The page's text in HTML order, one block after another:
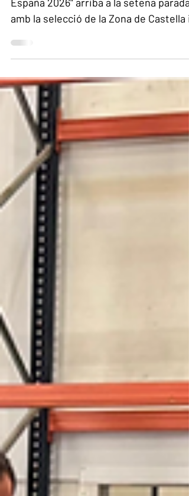
La "Ruta de l@s 50 Panader@s TOP de
amb la selecció de la Zona de Castella i
Lleó